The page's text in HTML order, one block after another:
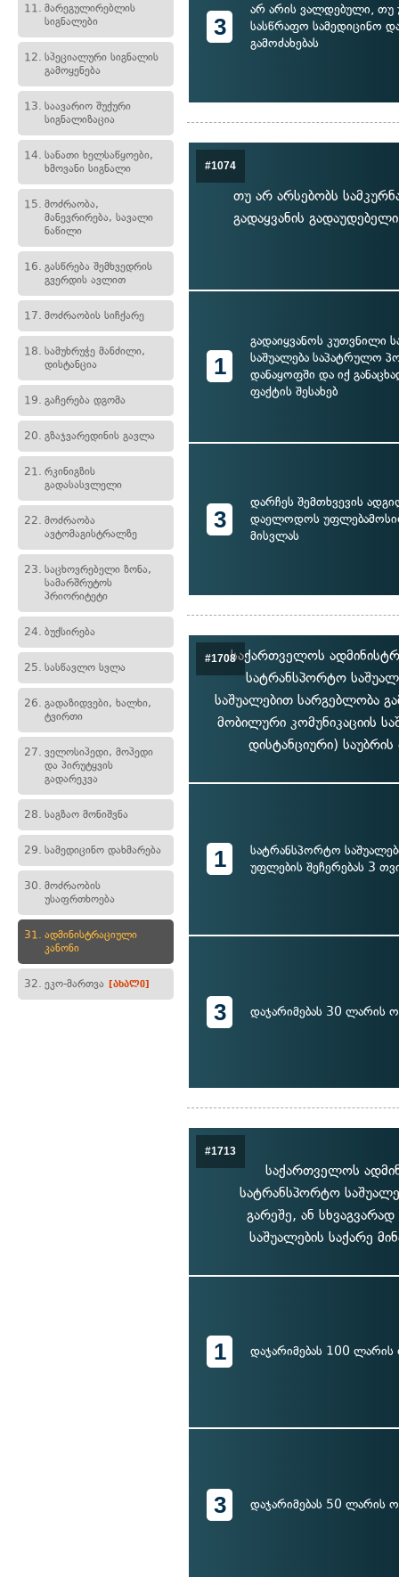
11. მარეგულირებლის
სიგნალები
12. სპეციალური სიგნალის
გამოყენება
13. საავარიო შუქური
სიგნალიზაცია
14. სანათი ხელსაწყოები,
ხმოვანი სიგნალი
15. მოძრაობა,
მანევრირება, სავალი
ნაწილი
16. გასწრება შემხვედრის
გვერდის ავლით
17. მოძრაობის სიჩქარე
18. სამუხრუჭე მანძილი,
დისტანცია
19. გაჩერება დგომა
20. გზაჯვარედინის გავლა
21. რკინიგზის
გადასასვლელი
22. მოძრაობა
ავტომაგისტრალზე
23. საცხოვრებელი ზონა,
სამარშრუტოს
პრიორიტეტი
24. ბუქსირება
25. სასწავლო სვლა
26. გადაზიდვები, ხალხი,
ტვირთი
27. ველოსიპედი, მოპედი
და პირუტყვის
გადარეკვა
28. საგზაო მონიშვნა
29. სამედიცინო დახმარება
30. მოძრაობის
უსაფრთხოება
31. ადმინისტრაციული
კანონი
32. ეკო-მართვა [ახალი]
3
არ არის ვალდებული, თუ
სასწრაფო სამედიცინო
გამოძახებას
#1074
თუ არ არსებობს
გადაყვანის
1
გადაიყვანოს კუთვნილი
საშუალება საპატრულო
დანაყოფში და იქ
ფაქტის შესახებ
3
დარჩეს შემთხვევის
დაელოდოს
მისვლას
#1708საქართველოს
სატრანსპორტო
საშუალებით სარგებლობა
მობილური კომუნიკაციის
დისტანციური)
1
სატრანსპორტო
უფლების შეჩერებას 3
3 დაჯარიმებას 30 ლარის
#1713
საქართველოს
სატრანსპორტო
გარეშე, ან
საშუალების საქარე
1 დაჯარიმებას 100
3 დაჯარიმებას 50 ლარის